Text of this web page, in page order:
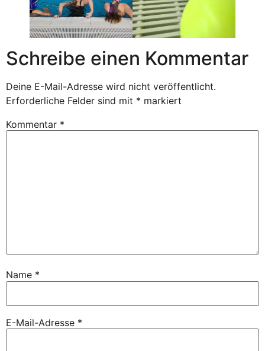
Schreibe einen Kommentar
Deine E-Mail-Adresse wird nicht veröffentlicht.
Erforderliche Felder sind mit * markiert
Kommentar *
Name *
E-Mail-Adresse *